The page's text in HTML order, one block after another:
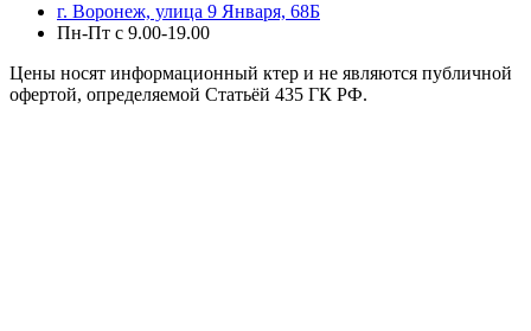
г. Воронеж, улица 9 Января, 68Б
Пн-Пт с 9.00-19.00
Цены носят информационный ктер и не являются публичной
офертой, определяемой Статьёй 435 ГК РФ.